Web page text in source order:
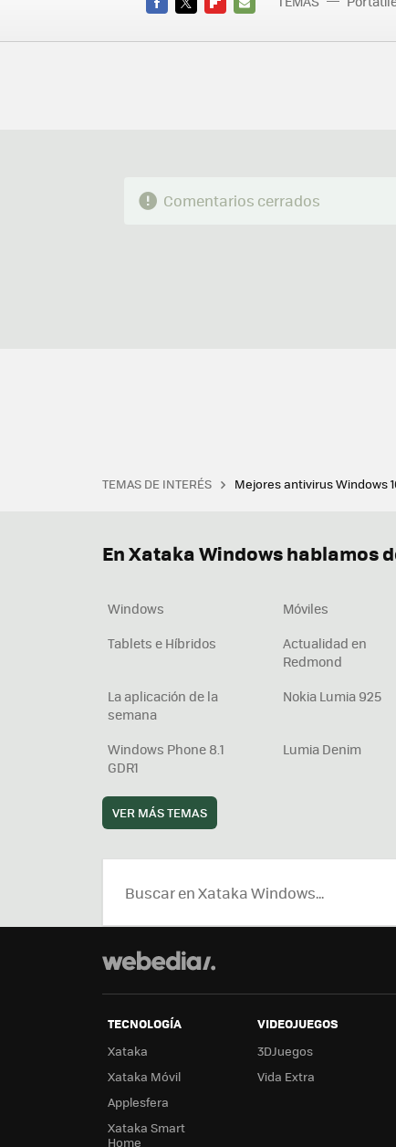
MAIL
Comentarios cerrados
TEMAS DE INTERÉS Mejores antivirus Windows
En Xataka Windows hablamos
Windows Móviles
Tablets e Híbridos
Actualidad en
Redmond
La aplicación de la
semana
Nokia Lumia 925
Windows Phone 8.1
GDR1
Lumia Denim
VER MÁS TEMAS
TECNOLOGÍA
Xataka
Xataka Móvil
Applesfera
Xataka Smart
Home
VIDEOJUEGOS
3DJuegos
Vida Extra